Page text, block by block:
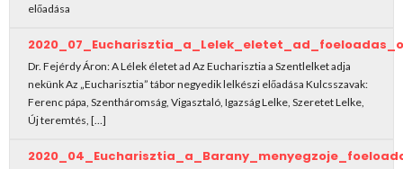
előadása
Dr. Fejérdy Áron: A Lélek életet ad Az Eucharisztia a Szentlelket adja
nekünk Az „Eucharisztia” tábor negyedik lelkészi előadása Kulcsszavak:
Ferenc pápa, Szentháromság, Vigasztaló, Igazság Lelke, Szeretet Lelke,
Új teremtés, […]